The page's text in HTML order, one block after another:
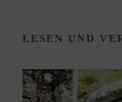
LESEN UND